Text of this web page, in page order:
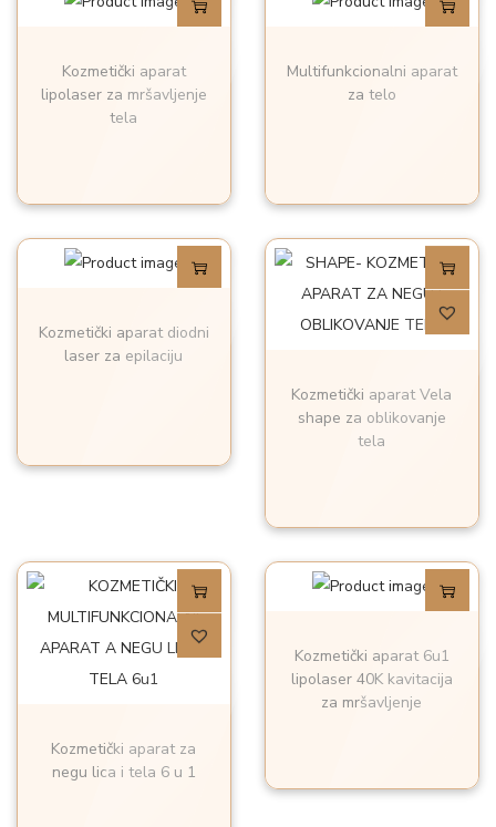
Kozmetički aparat
lipolaser za mršavljenje
tela
Multifunkcionalni aparat
za telo
Kozmetički aparat diodni
laser za epilaciju
Kozmetički aparat Vela
shape za oblikovanje
tela
Kozmetički aparat za
negu lica i tela 6 u 1
Kozmetički aparat 6u1
lipolaser 40K kavitacija
za mršavljenje